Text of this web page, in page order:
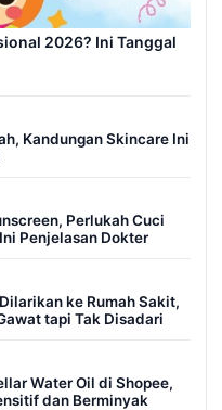
2026? Ini Tanggal
Kandungan Skincare Ini
Perlukah Cuci
Penjelasan Dokter
ke Rumah Sakit,
tapi Tak Disadari
Water Oil di Shopee,
dan Berminyak